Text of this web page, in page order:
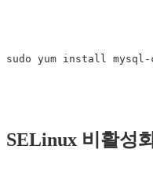
SELinux 비활성